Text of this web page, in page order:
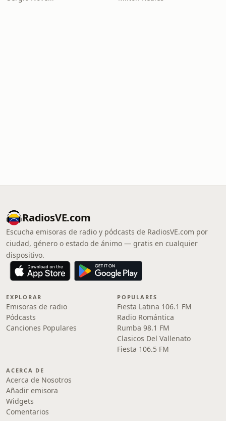
RadiosVE.com
Escucha emisoras de radio y pódcasts de RadiosVE.com por
ciudad, género o estado de ánimo — gratis en cualquier
dispositivo.
EXPLORAR
Emisoras de radio
Pódcasts
Canciones Populares
POPULARES
Fiesta Latina 106.1 FM
Radio Romántica
Rumba 98.1 FM
Clasicos Del Vallenato
Fiesta 106.5 FM
ACERCA DE
Acerca de Nosotros
Añadir emisora
Widgets
Comentarios